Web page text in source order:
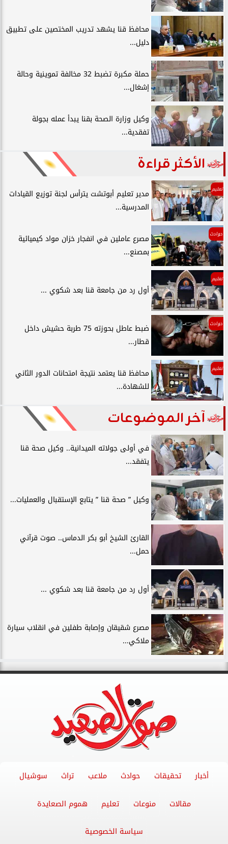
محافظ قنا يشهد تدريب المختصين على تطبيق
دليل...
حملة مكبرة تضبط 32 مخالفة تموينية وحالة
إشغال...
وكيل وزارة الصحة بقنا يبدأ عمله بجولة
تفقدية...
الأكثر قراءة
تعليم
مدير تعليم أبوتشت يترأس لجنة توزيع القيادات
المدرسية...
حوادث
مصرع عاملين في انفجار خزان مواد كيميائية
بمصنع...
تعليم
أول رد من جامعة قنا بعد شكوي ...
حوادث
ضبط عاطل بحوزته 75 طربة حشيش داخل
قطار...
تعليم
محافظ قنا يعتمد نتيجة امتحانات الدور الثاني
للشهادة...
آخر الموضوعات
في أولى جولاته الميدانية.. وكيل صحة قنا
يتفقد...
وكيل ” صحة قنا ” يتابع الإستقبال والعمليات...
القارئ الشيخ أبو بكر الدماس.. صوت قرآني
حمل...
أول رد من جامعة قنا بعد شكوي ...
مصرع شقيقان وإصابة طفلين في انقلاب سيارة
ملاكي...
أخبار تحقيقات حوادث ملاعب تراث سوشيال
مقالات منوعات تعليم هموم الصعايدة
سياسة الخصوصية